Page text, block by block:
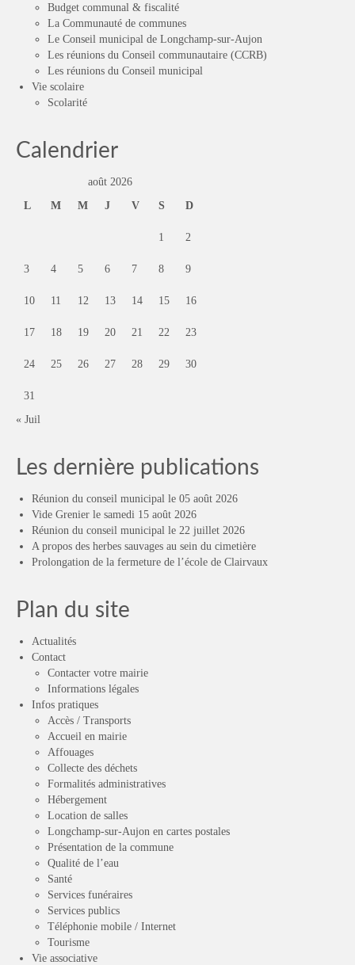
Budget communal & fiscalité
La Communauté de communes
Le Conseil municipal de Longchamp-sur-Aujon
Les réunions du Conseil communautaire (CCRB)
Les réunions du Conseil municipal
Vie scolaire
Scolarité
Calendrier
août 2026
L
M M J V S D
1 2
3 4 5 6 7 8 9
10 11 12 13 14 15 16
17 18 19 20 21 22 23
24 25 26 27 28 29 30
31
« Juil
Les dernière publications
Réunion du conseil municipal le 05 août 2026
Vide Grenier le samedi 15 août 2026
Réunion du conseil municipal le 22 juillet 2026
A propos des herbes sauvages au sein du cimetière
Prolongation de la fermeture de l’école de Clairvaux
Plan du site
Actualités
Contact
Contacter votre mairie
Informations légales
Infos pratiques
Accès / Transports
Accueil en mairie
Affouages
Collecte des déchets
Formalités administratives
Hébergement
Location de salles
Longchamp-sur-Aujon en cartes postales
Présentation de la commune
Qualité de l’eau
Santé
Services funéraires
Services publics
Téléphonie mobile / Internet
Tourisme
Vie associative